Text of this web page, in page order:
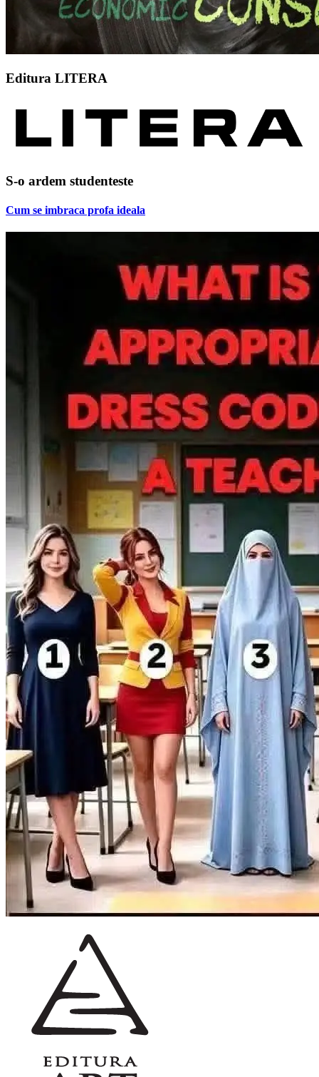
Editura LITERA
S-o ardem studenteste
Cum se imbraca profa ideala